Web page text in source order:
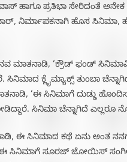
ಹಾಗೂ ಪ್ರತಿಭಾ ಸೇರಿದಂತೆ
ನಿರ್ಮಾಪಕನಾಗಿ ಹೊಸ ಸಿನಿಮಾ,
ಮಾತನಾಡಿ, ‘ಕ್ರೌಡ್ ಫಂಡ್
ಸಿನಿಮಾದ ಕ್ಲೈಮ್ಯಾಕ್ಸ್ ತುಂಬಾ
‘ಈ ಸಿನಿಮಾಗೆ ದುಡ್ಡು
ಸಿನಿಮಾ ಚೆನ್ನಾಗಿದೆ ಎಲ್ಲರೂ
ಈ ಸಿನಿಮಾದ ಕಥೆ ಏನು ಅಂತ
ಈ ಸಿನಿಮಾಗೆ ಸೂರಜ್ ಜೋಯಿಸ್